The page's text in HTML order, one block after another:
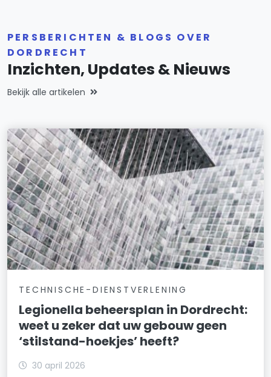
PERSBERICHTEN & BLOGS OVER
DORDRECHT
Inzichten, Updates & Nieuws
Bekijk alle artikelen
TECHNISCHE-DIENSTVERLENING
Legionella beheersplan in Dordrecht:
weet u zeker dat uw gebouw geen
‘stilstand-hoekjes’ heeft?
30 april 2026